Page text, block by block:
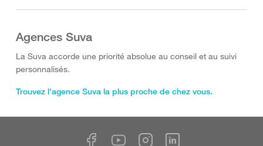
Agences Suva
La Suva accorde une priorité absolue au conseil et au suivi
personnalisés.
Trouvez l'agence Suva la plus proche de chez vous.